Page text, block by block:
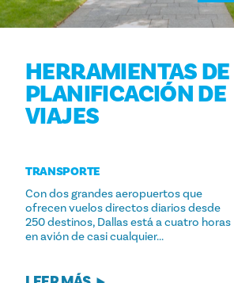
HERRAMIENTAS DE
PLANIFICACIÓN DE
VIAJES
TRANSPORTE
Con dos grandes aeropuertos que
ofrecen vuelos directos diarios desde
250 destinos, Dallas está a cuatro horas
en avión de casi cualquier...